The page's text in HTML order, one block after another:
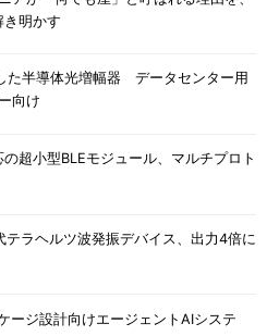
き明かす
た半導体光増幅器 データセンター用
向け
超小型BLEモジュール、マルチプロト
テラヘルツ波発振デバイス、出力4倍に
ージ設計向けエージェントAIシステ